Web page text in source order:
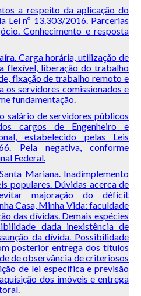
a respeito da aplicação do
Lei nº 13.303/2016. Parcerias
Conhecimento e resposta
Carga horária, utilização de
flexível, liberação do trabalho
fixação de trabalho remoto e
os servidores comissionados e
fundamentação.
salário de servidores públicos
cargos de Engenheiro e
estabelecido pelas Leis
Pela negativa, conforme
Federal.
Mariana. Inadimplemento
populares. Dúvidas acerca de
majoração do déficit
Casa, Minha Vida: faculdade
das dívidas. Demais espécies
dada inexistência de
da dívida. Possibilidade
posterior entrega dos títulos
de observância de criteriosos
de lei específica e previsão
dos imóveis e entrega